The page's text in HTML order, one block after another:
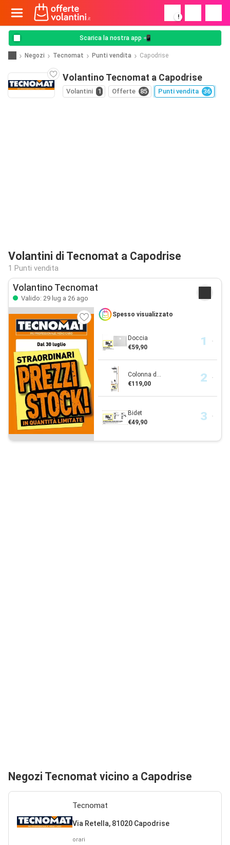
!
Scarica la nostra app 📲
Negozi Tecnomat Punti vendita Capodrise
Volantino Tecnomat a Capodrise
Volantini 1 Offerte 85 Punti vendita 36
Volantini di Tecnomat a Capodrise
1 Punti vendita
Volantino Tecnomat
Valido: 29 lug a 26 ago
Spesso visualizzato
Doccia
€59,90
Colonna d...
€119,00
Bidet
€49,90
Negozi Tecnomat vicino a Capodrise
Tecnomat
Via Retella, 81020 Capodrise
orari